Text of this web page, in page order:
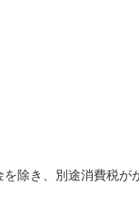
除き、別途消費税が